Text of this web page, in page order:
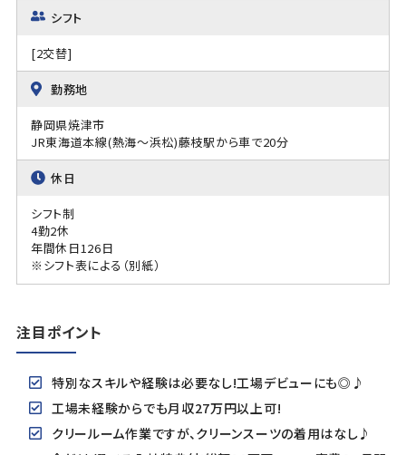
シフト
[2交替]
勤務地
静岡県焼津市
JR東海道本線(熱海～浜松)藤枝駅から車で20分
休日
シフト制
4勤2休
年間休日126日
※シフト表による（別紙）
注目ポイント
特別なスキルや経験は必要なし!工場デビューにも◎♪
工場未経験からでも月収27万円以上可!
クリールーム作業ですが、クリーンスーツの着用はなし♪